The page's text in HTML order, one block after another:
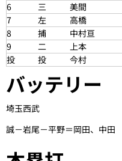
6
三
美間
7
左
高橋
8
捕
中村亘
9
二
上本
投
投 今村
バッテリー
埼玉西武
誠－岩尾－平野＝岡田、中田